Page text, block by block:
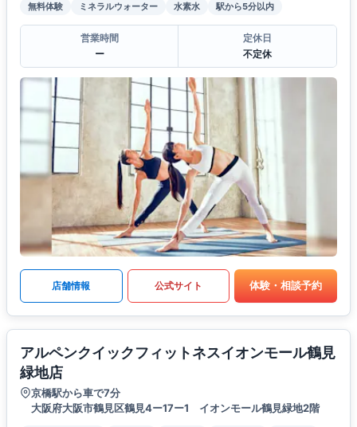
無料体験
ミネラルウォーター 水素水 駅から5分以内
営業時間
ー
定休日
不定休
店舗情報 公式サイト 体験・相談予約
アルペンクイックフィットネスイオンモール鶴見
緑地店
京橋駅から車で7分
大阪府大阪市鶴見区鶴見4ー17ー1 イオンモール鶴見緑地2階